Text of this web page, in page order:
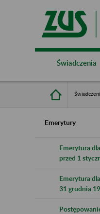
Świadczenia
Emerytury
Emerytura
przed 1
Emerytura
31 grudnia